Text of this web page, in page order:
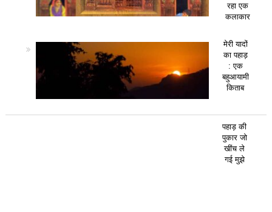
रहा एक
कलाकार
मेरी यादों
का पहाड़
: एक
बहुआयामी
किताब
पहाड़ की
पुकार जो
खींच ले
गई मुझे